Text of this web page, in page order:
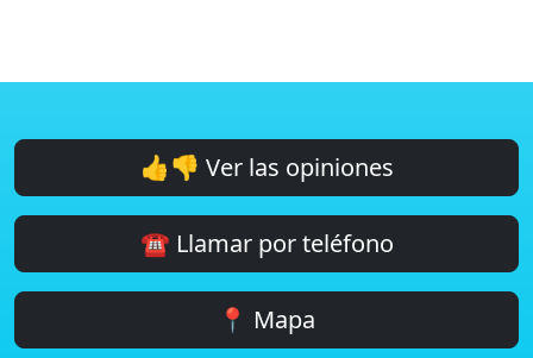
👍👎 Ver las opiniones
☎️ Llamar por teléfono
📍 Mapa